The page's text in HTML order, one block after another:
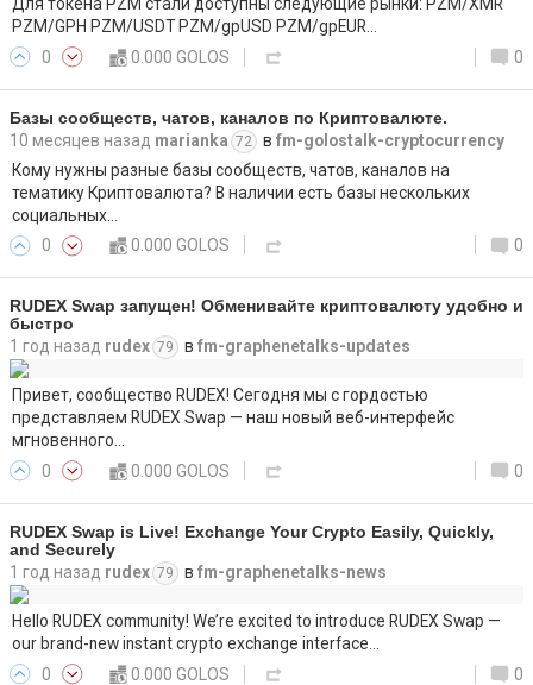
PZM/GPH PZM/USDT PZM/gpUSD PZM/gpEUR…
0
0.000 GOLOS 0
Базы сообществ, чатов, каналов по Криптовалюте.
10 месяцев назад marianka 72 в fm-golostalk-cryptocurrency
Кому нужны разные базы сообществ, чатов, каналов на
тематику Криптовалюта? В наличии есть базы нескольких
социальных…
0
0.000 GOLOS 0
RUDEX Swap запущен! Обменивайте криптовалюту удобно и
быстро
1 год назад rudex 79 в fm-graphenetalks-updates
Привет, сообщество RUDEX! Сегодня мы с гордостью
представляем RUDEX Swap — наш новый веб-интерфейс
мгновенного…
0
0.000 GOLOS 0
RUDEX Swap is Live! Exchange Your Crypto Easily, Quickly,
and Securely
1 год назад rudex 79 в fm-graphenetalks-news
Hello RUDEX community! We’re excited to introduce RUDEX Swap —
our brand-new instant crypto exchange interface…
0
0.000 GOLOS 0